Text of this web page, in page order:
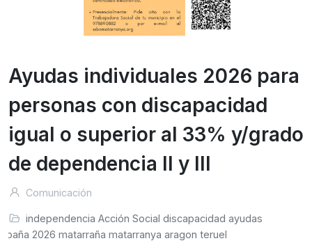
Ayudas individuales 2026 para
personas con discapacidad
igual o superior al 33% y/grado
de dependencia II y III
Comunicación
independencia Acción Social discapacidad ayudas
2026 matarraña matarranya aragon teruel